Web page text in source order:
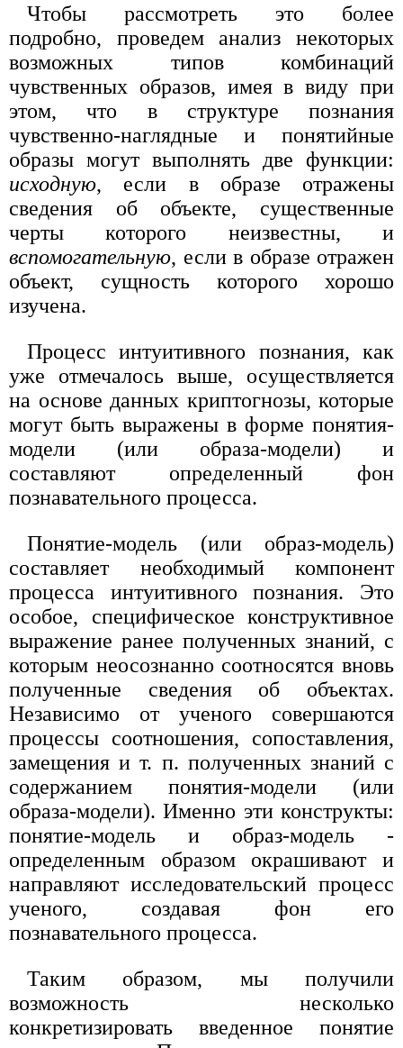
Чтобы рассмотреть это более
подробно, проведем анализ некоторых
возможных типов комбинаций
чувственных образов, имея в виду при
этом, что в структуре познания
чувственно-наглядные и понятийные
образы могут выполнять две функции:
исходную, если в образе отражены
сведения об объекте, существенные
черты которого неизвестны, и
вспомогательную, если в образе отражен
объект, сущность которого хорошо
изучена.
Процесс интуитивного познания, как
уже отмечалось выше, осуществляется
на основе данных криптогнозы, которые
могут быть выражены в форме понятия-
модели (или образа-модели) и
составляют определенный фон
познавательного процесса.
Понятие-модель (или образ-модель)
составляет необходимый компонент
процесса интуитивного познания. Это
особое, специфическое конструктивное
выражение ранее полученных знаний, с
которым неосознанно соотносятся вновь
полученные сведения об объектах.
Независимо от ученого совершаются
процессы соотношения, сопоставления,
замещения и т. п. полученных знаний с
содержанием понятия-модели (или
образа-модели). Именно эти конструкты:
понятие-модель и образ-модель -
определенным образом окрашивают и
направляют исследовательский процесс
ученого, создавая фон его
познавательного процесса.
Таким образом, мы получили
возможность несколько
конкретизировать введенное понятие